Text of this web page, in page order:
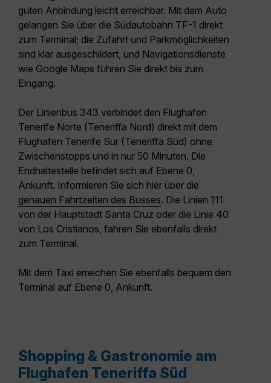
guten Anbindung leicht erreichbar. Mit dem Auto
gelangen Sie über die Südautobahn TF-1 direkt
zum Terminal; die Zufahrt und Parkmöglichkeiten
sind klar ausgeschildert, und Navigationsdienste
wie Google Maps führen Sie direkt bis zum
Eingang.
Der Linienbus 343 verbindet den Flughafen
Tenerife Norte (Teneriffa Nord) direkt mit dem
Flughafen Tenerife Sur (Teneriffa Süd) ohne
Zwischenstopps und in nur 50 Minuten. Die
Endhaltestelle befindet sich auf Ebene 0,
Ankunft. Informieren Sie sich hier über die
genauen Fahrtzeiten des Busses. Die Linien 111
von der Hauptstadt Santa Cruz oder die Linie 40
von Los Cristianos , fahren Sie ebenfalls direkt
zum Terminal.
Mit dem Taxi erreichen Sie ebenfalls bequem den
Terminal auf Ebene 0, Ankunft.
Shopping & Gastronomie am
Flughafen Teneriffa Süd